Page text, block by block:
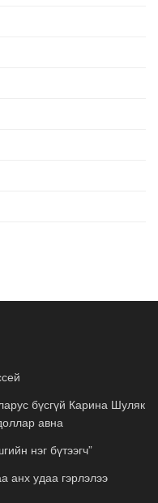
бүсгүй Карина Шуляк
авна
нэг бүтээгч”
анх удаа гэрлэлээ